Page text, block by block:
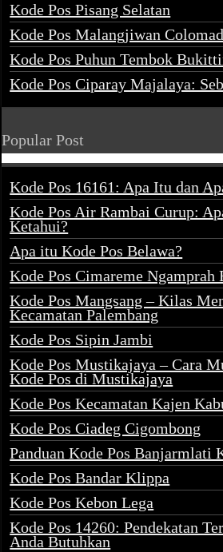
Kode Pos Pisang Selatan
Kode Pos Malangjiwan
Kode Pos Puhun Tembok
Kode Pos Ciparay Majalaya:
Popular Post
Kode Pos 16161: Apa Itu dan
Kode Pos Air Rambai Curup:
Ketahui?
Apa itu Kode Pos Belawa?
Kode Pos Cimareme Ngamprah
Kode Pos Mangsang – Kilas
Kecamatan Palembang
Kode Pos Sipin Jambi
Kode Pos Mustikajaya – Cara
Kode Pos di Mustikajaya
Kode Pos Kecamatan Kajen
Kode Pos Ciadeg Cigombong
Panduan Kode Pos Banjarmlati
Kode Pos Bandar Klippa
Kode Pos Kebon Lega
Kode Pos 14260: Pendekatan
Anda Butuhkan